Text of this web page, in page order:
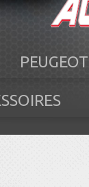
PEUGEOT